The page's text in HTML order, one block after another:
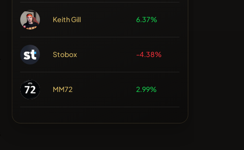
Keith Gill 6.37%
Stobox -4.38%
MM72 2.99%